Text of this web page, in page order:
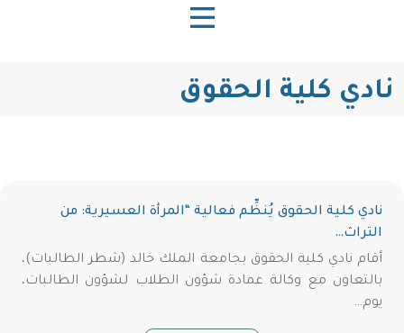
نادي كلية الحقوق
نادي كلية الحقوق يُنظِّم فعالية “المرأة العسيرية: من
التراث…
أقام نادي كلية الحقوق بجامعة الملك خالد (شطر الطالبات)،
بالتعاون مع وكالة عمادة شؤون الطلاب لشؤون الطالبات،
يوم…